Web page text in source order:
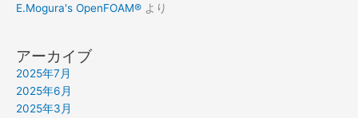
E.Mogura's OpenFOAM® より
アーカイブ
2025年7月
2025年6月
2025年3月